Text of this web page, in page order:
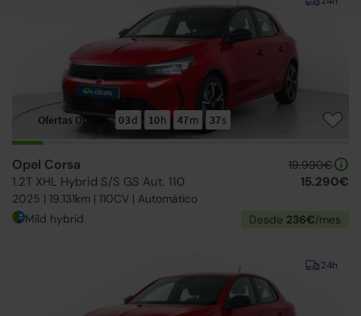
Ofertas Opel 03d 10h 47m 36s
Opel Corsa
1.2T XHL Hybrid S/S GS Aut. 110
2025 | 19.131km | 110CV | Automático
19.990€
15.290€
Mild hybrid Desde 236€/mes
24h